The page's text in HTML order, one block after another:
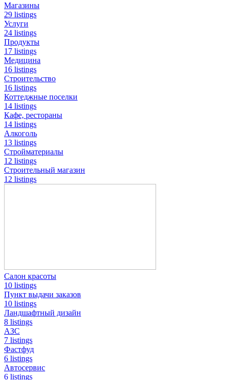
Магазины
29 listings
Услуги
24 listings
Продукты
17 listings
Медицина
16 listings
Строительство
16 listings
Коттеджные поселки
14 listings
Кафе, рестораны
14 listings
Алкоголь
13 listings
Стройматериалы
12 listings
Строительный магазин
12 listings
Салон красоты
10 listings
Пункт выдачи заказов
10 listings
Ландшафтный дизайн
8 listings
АЗС
7 listings
Фастфуд
6 listings
Автосервис
6 listings